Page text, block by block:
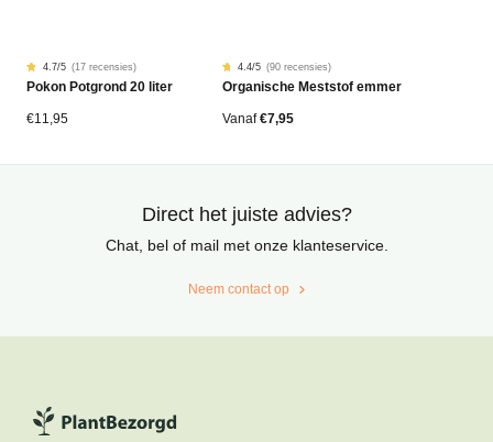
Gewaardeerd
4.68
gebaseerd
op
17
4.7/5 (17 recensies)
Pokon Potgrond 20 liter
€11,95
Gewaardeerd
4.42
gebaseerd
op
90
4.4/5 (90 recensies)
Organische Meststof emmer
Vanaf €7,95
Direct het juiste advies?
Chat, bel of mail met onze klanteservice.
Neem contact op